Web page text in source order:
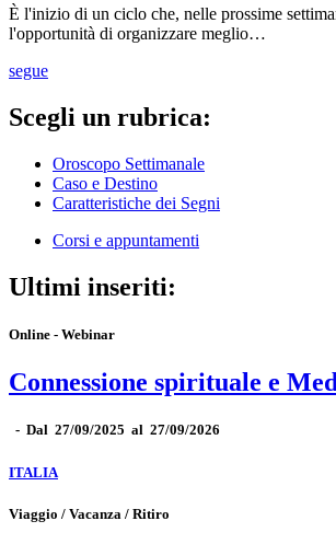
È l'inizio di un ciclo che, nelle prossime
l'opportunità di organizzare meglio…
segue
Scegli un rubrica:
Oroscopo Settimanale
Caso e Destino
Caratteristiche dei Segni
Corsi e appuntamenti
Ultimi inseriti:
Online - Webinar
Connessione spirituale e
- Dal 27/09/2025 al 27/09/2026
ITALIA
Viaggio / Vacanza / Ritiro